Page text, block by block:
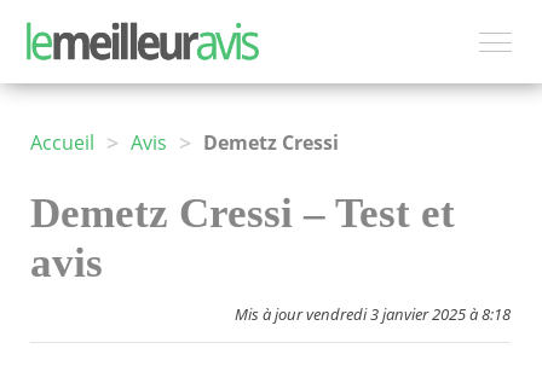
Accueil > Avis > Demetz Cressi
Demetz Cressi – Test et
avis
Mis à jour vendredi 3 janvier 2025 à 8:18